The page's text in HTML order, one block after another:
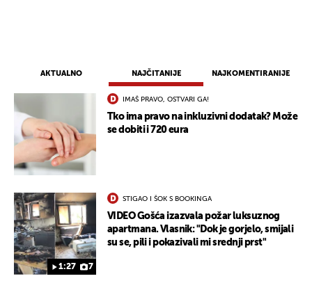
AKTUALNO NAJČITANIJE NAJKOMENTIRANIJE
IMAŠ PRAVO, OSTVARI GA!
Tko ima pravo na inkluzivni dodatak? Može
se dobiti i 720 eura
1:27 7
STIGAO I ŠOK S BOOKINGA
VIDEO Gošća izazvala požar luksuznog
apartmana. Vlasnik: "Dok je gorjelo, smijali
su se, pili i pokazivali mi srednji prst"